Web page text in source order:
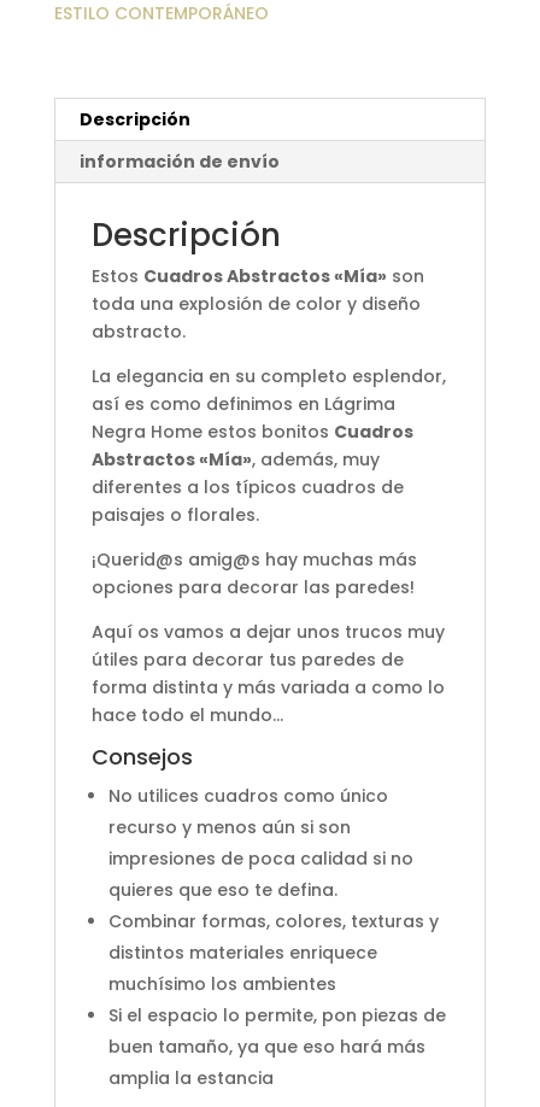
ESTILO CONTEMPORÁNEO
Descripción
información de envío
Descripción
Estos Cuadros Abstractos «Mía» son
toda una explosión de color y diseño
abstracto.
La elegancia en su completo esplendor,
así es como definimos en Lágrima
Negra Home estos bonitos Cuadros
Abstractos «Mía», además, muy
diferentes a los típicos cuadros de
paisajes o florales.
¡Querid@s amig@s hay muchas más
opciones para decorar las paredes!
Aquí os vamos a dejar unos trucos muy
útiles para decorar tus paredes de
forma distinta y más variada a como lo
hace todo el mundo…
Consejos
No utilices cuadros como único
recurso y menos aún si son
impresiones de poca calidad si no
quieres que eso te defina.
Combinar formas, colores, texturas y
distintos materiales enriquece
muchísimo los ambientes
Si el espacio lo permite, pon piezas de
buen tamaño, ya que eso hará más
amplia la estancia